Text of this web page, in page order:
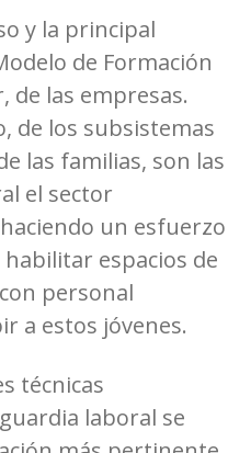
y la principal
de Formación
de las empresas.
de los subsistemas
las familias, son las
el sector
un esfuerzo
espacios de
personal
a estos jóvenes.
técnicas
laboral se